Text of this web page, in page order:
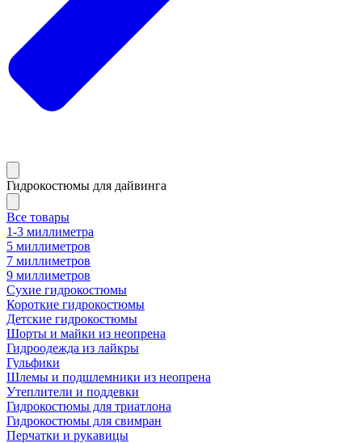
Гидрокостюмы для дайвинга
Все товары
1-3 миллиметра
5 миллиметров
7 миллиметров
9 миллиметров
Сухие гидрокостюмы
Короткие гидрокостюмы
Детские гидрокостюмы
Шорты и майки из неопрена
Гидроодежда из лайкры
Гульфики
Шлемы и подшлемники из неопрена
Утеплители и поддевки
Гидрокостюмы для триатлона
Гидрокостюмы для свимран
Перчатки и рукавицы